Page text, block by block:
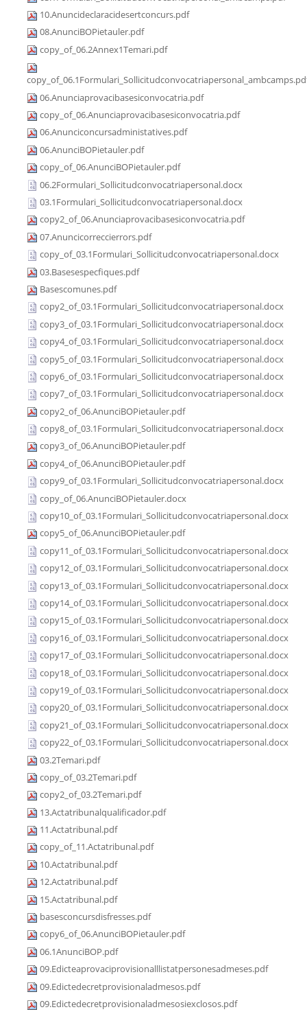
10.Anuncideclaracidesertconcurs.pdf
08.AnunciBOPietauler.pdf
copy_of_06.2Annex1Temari.pdf
06.Anunciaprovacibasesiconvocatria.pdf
copy_of_06.Anunciaprovacibasesiconvocatria.pdf
06.Anunciconcursadministatives.pdf
06.AnunciBOPietauler.pdf
copy_of_06.AnunciBOPietauler.pdf
06.2Formulari_Sollicitudconvocatriapersonal.docx
03.1Formulari_Sollicitudconvocatriapersonal.docx
copy2_of_06.Anunciaprovacibasesiconvocatria.pdf
07.Anuncicorreccierrors.pdf
copy_of_03.1Formulari_Sollicitudconvocatriapersonal.docx
03.Basesespecfiques.pdf
Basescomunes.pdf
copy2_of_03.1Formulari_Sollicitudconvocatriapersonal.docx
copy3_of_03.1Formulari_Sollicitudconvocatriapersonal.docx
copy4_of_03.1Formulari_Sollicitudconvocatriapersonal.docx
copy5_of_03.1Formulari_Sollicitudconvocatriapersonal.docx
copy6_of_03.1Formulari_Sollicitudconvocatriapersonal.docx
copy7_of_03.1Formulari_Sollicitudconvocatriapersonal.docx
copy2_of_06.AnunciBOPietauler.pdf
copy8_of_03.1Formulari_Sollicitudconvocatriapersonal.docx
copy3_of_06.AnunciBOPietauler.pdf
copy4_of_06.AnunciBOPietauler.pdf
copy9_of_03.1Formulari_Sollicitudconvocatriapersonal.docx
copy_of_06.AnunciBOPietauler.docx
copy10_of_03.1Formulari_Sollicitudconvocatriapersonal.docx
copy5_of_06.AnunciBOPietauler.pdf
copy11_of_03.1Formulari_Sollicitudconvocatriapersonal.docx
copy12_of_03.1Formulari_Sollicitudconvocatriapersonal.docx
copy13_of_03.1Formulari_Sollicitudconvocatriapersonal.docx
copy14_of_03.1Formulari_Sollicitudconvocatriapersonal.docx
copy15_of_03.1Formulari_Sollicitudconvocatriapersonal.docx
copy16_of_03.1Formulari_Sollicitudconvocatriapersonal.docx
copy17_of_03.1Formulari_Sollicitudconvocatriapersonal.docx
copy18_of_03.1Formulari_Sollicitudconvocatriapersonal.docx
copy19_of_03.1Formulari_Sollicitudconvocatriapersonal.docx
copy20_of_03.1Formulari_Sollicitudconvocatriapersonal.docx
copy21_of_03.1Formulari_Sollicitudconvocatriapersonal.docx
copy22_of_03.1Formulari_Sollicitudconvocatriapersonal.docx
03.2Temari.pdf
copy_of_03.2Temari.pdf
copy2_of_03.2Temari.pdf
13.Actatribunalqualificador.pdf
11.Actatribunal.pdf
copy_of_11.Actatribunal.pdf
10.Actatribunal.pdf
12.Actatribunal.pdf
15.Actatribunal.pdf
basesconcursdisfresses.pdf
copy6_of_06.AnunciBOPietauler.pdf
06.1AnunciBOP.pdf
09.Edicteaprovaciprovisionalllistatpersonesadmeses.pdf
09.Edictedecretprovisionaladmesos.pdf
09.Edictedecretprovisionaladmesosiexclosos.pdf